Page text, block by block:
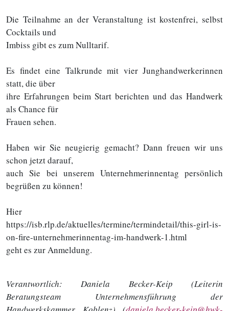
Die Teilnahme an der Veranstaltung ist kostenfrei, selbst
Cocktails und
Imbiss gibt es zum Nulltarif.
Es findet eine Talkrunde mit vier Junghandwerkerinnen
statt, die über
ihre Erfahrungen beim Start berichten und das Handwerk
als Chance für
Frauen sehen.
Haben wir Sie neugierig gemacht? Dann freuen wir uns
schon jetzt darauf,
auch Sie bei unserem Unternehmerinnentag persönlich
begrüßen zu können!
Hier
https://isb.rlp.de/aktuelles/termine/termindetail/this-girl-is-
on-fire-unternehmerinnentag-im-handwerk-1.html
geht es zur Anmeldung.
Verantwortlich: Daniela Becker-Keip (Leiterin
Beratungsteam Unternehmensführung der